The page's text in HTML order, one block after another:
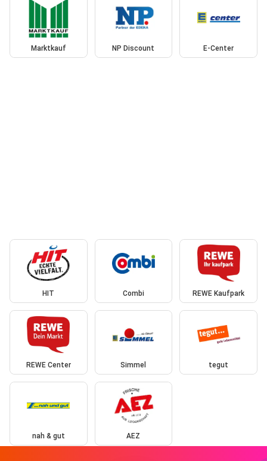
Marktkauf NP Discount E-Center
HIT Combi REWE Kaufpark
REWE Center Simmel tegut
nah & gut AEZ